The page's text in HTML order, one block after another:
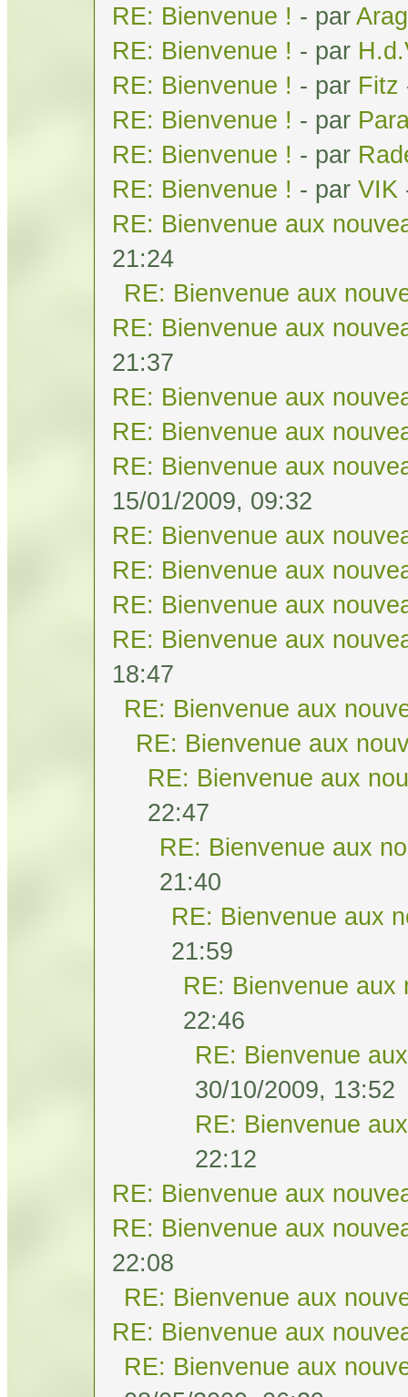
RE: Bienvenue ! - par
RE: Bienvenue ! - par
RE: Bienvenue ! - par Fitz
RE: Bienvenue ! - par
RE: Bienvenue ! - par
RE: Bienvenue ! - par VIK
RE: Bienvenue aux
21:24
RE: Bienvenue aux
RE: Bienvenue aux
21:37
RE: Bienvenue aux
RE: Bienvenue aux
RE: Bienvenue aux
15/01/2009, 09:32
RE: Bienvenue aux
RE: Bienvenue aux
RE: Bienvenue aux
RE: Bienvenue aux
18:47
RE: Bienvenue aux
RE: Bienvenue aux
RE: Bienvenue aux
22:47
RE: Bienvenue aux
21:40
RE: Bienvenue aux
21:59
RE: Bienvenue aux
22:46
RE: Bienvenue
30/10/2009, 13:52
RE: Bienvenue
22:12
RE: Bienvenue aux
RE: Bienvenue aux
22:08
RE: Bienvenue aux
RE: Bienvenue aux
RE: Bienvenue aux